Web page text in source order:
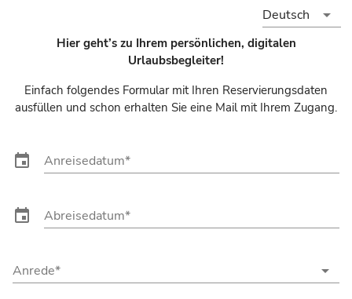
Deutsch arrow_drop_down
Hier geht’s zu Ihrem persönlichen, digitalen
Urlaubsbegleiter!
Einfach folgendes Formular mit Ihren Reservierungsdaten
ausfüllen und schon erhalten Sie eine Mail mit Ihrem Zugang.
Anreisedatum
event
Abreisedatum
event
Anrede arrow_drop_down